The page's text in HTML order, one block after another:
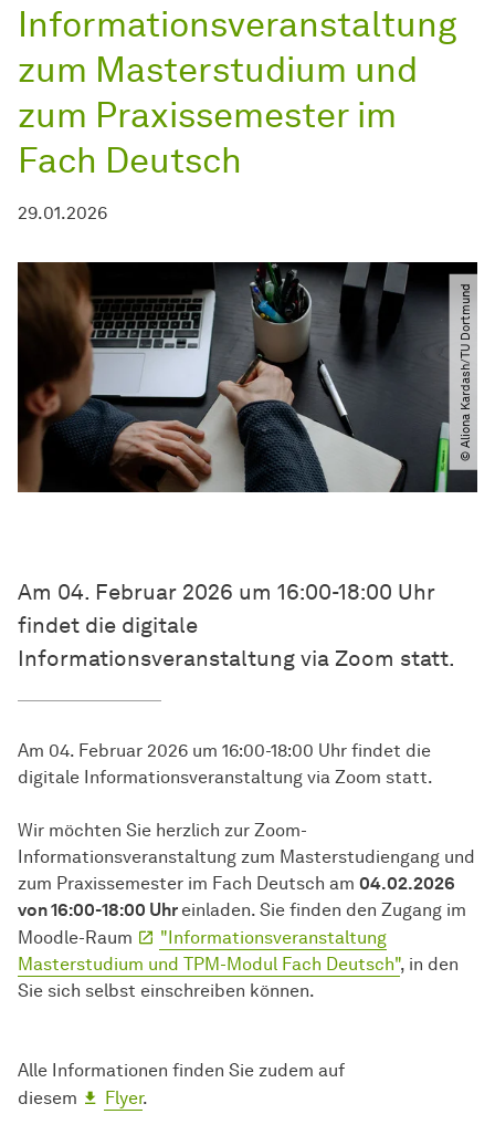
Informationsveranstaltung
zum Masterstudium und
zum Praxissemester im
Fach Deutsch
29.01.2026
© Aliona Kardash​/​TU Dortmund
Am 04. Februar 2026 um 16:00-18:00 Uhr
findet die digitale
Informationsveranstaltung via Zoom statt.
Am 04. Februar 2026 um 16:00-18:00 Uhr findet die
digitale Informationsveranstaltung via Zoom statt.
Wir möchten Sie herzlich zur Zoom-
Informationsveranstaltung zum Masterstudiengang und
zum Praxissemester im Fach Deutsch am 04.02.2026
von 16:00-18:00 Uhr einladen. Sie finden den Zugang im
Moodle-Raum
"Informationsveran­staltung
Masterstudium und TPM-Modul Fach Deutsch", in den
Sie sich selbst einschreiben können.
Alle Informationen finden Sie zudem auf
diesem
Flyer.